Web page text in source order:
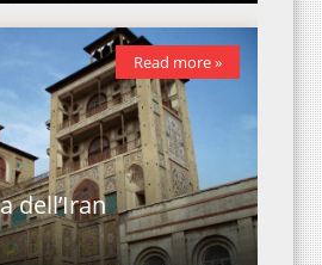
dell’Iran
Read more »